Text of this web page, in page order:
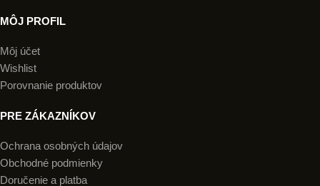
MÔJ PROFIL
Môj účet
Wishlist
Porovnanie produktov
PRE ZÁKAZNÍKOV
Ochrana osobných údajov
Obchodné podmienky
Doručenie a platba